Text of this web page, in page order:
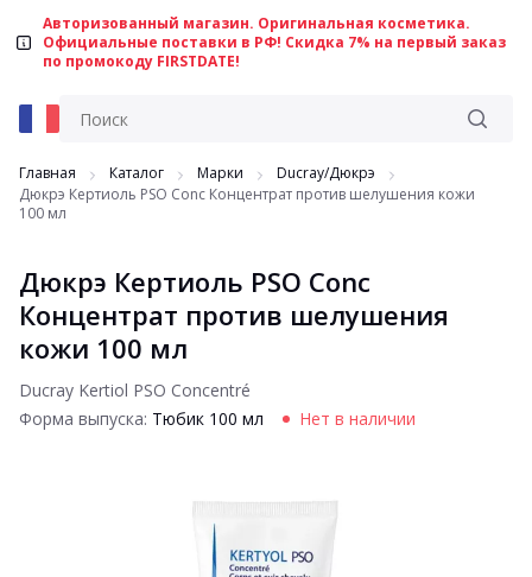
Авторизованный магазин. Оригинальная косметика.
Официальные поставки в РФ! Скидка 7% на первый заказ
по промокоду FIRSTDATE!
Главная Каталог Марки
Ducray/Дюкрэ
Дюкрэ Кертиоль PSO Conc Концентрат против шелушения кожи
100 мл
Дюкрэ Кертиоль PSO Conc
Концентрат против шелушения
кожи 100 мл
Ducray Kertiol PSO Concentré
Форма выпуска: Тюбик 100 мл Нет в наличии